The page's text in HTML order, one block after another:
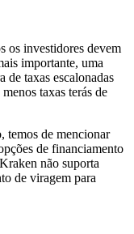
os investidores devem
importante, uma
de taxas escalonadas
taxas terás de
temos de mencionar
de financiamento
não suporta
de viragem para